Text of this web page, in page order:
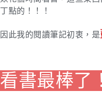
丁點的！！！
因此我的閱讀筆記初衷，是
看書最棒了